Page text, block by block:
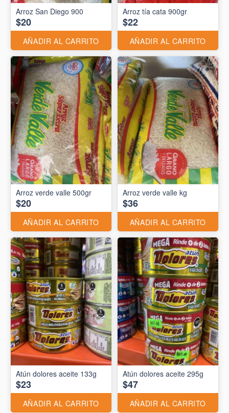
Arroz San Diego 900
$20
AÑADIR AL CARRITO
Arroz tía cata 900gr
$22
AÑADIR AL CARRITO
Arroz verde valle 500gr
$20
AÑADIR AL CARRITO
Arroz verde valle kg
$36
AÑADIR AL CARRITO
Atún dolores aceite 133g
$23
AÑADIR AL CARRITO
Atún dolores aceite 295g
$47
AÑADIR AL CARRITO